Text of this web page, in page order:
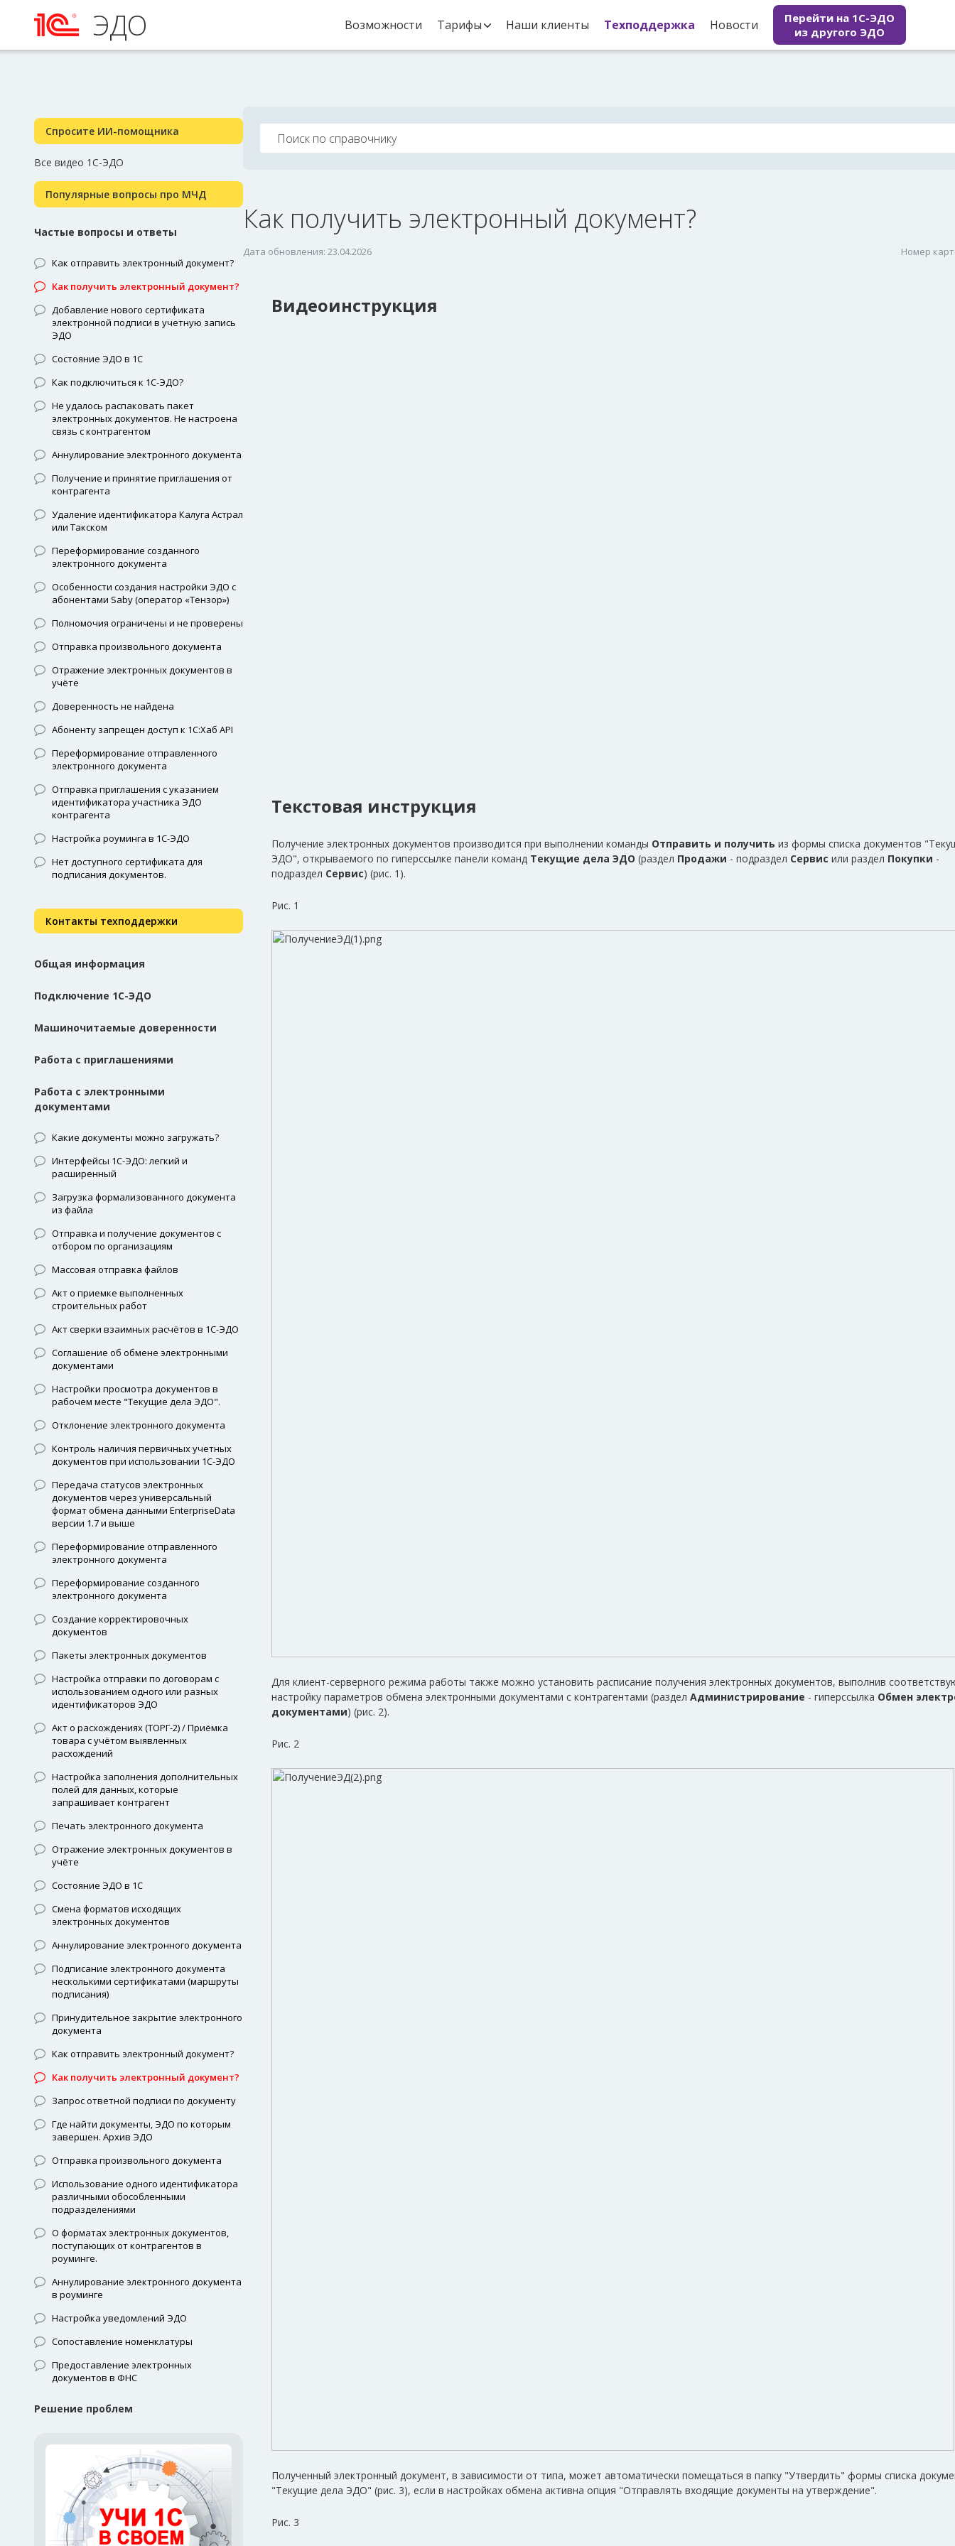
ЭДО Возможности Тарифы Наши клиенты Техподдержка Новости
Перейти на 1С-ЭДО
из другого ЭДО
Спросите ИИ-помощника
Все видео 1С-ЭДО
Популярные вопросы про МЧД
Частые вопросы и ответы
Как отправить электронный документ?
Как получить электронный документ?
Добавление нового сертификата
электронной подписи в учетную запись
ЭДО
Состояние ЭДО в 1С
Как подключиться к 1С-ЭДО?
Не удалось распаковать пакет
электронных документов. Не настроена
связь с контрагентом
Аннулирование электронного документа
Получение и принятие приглашения от
контрагента
Удаление идентификатора Калуга Астрал
или Такском
Переформирование созданного
электронного документа
Особенности создания настройки ЭДО с
абонентами Saby (оператор «Тензор»)
Полномочия ограничены и не проверены
Отправка произвольного документа
Отражение электронных документов в
учёте
Доверенность не найдена
Абоненту запрещен доступ к 1С:Хаб API
Переформирование отправленного
электронного документа
Отправка приглашения с указанием
идентификатора участника ЭДО
контрагента
Настройка роуминга в 1С-ЭДО
Нет доступного сертификата для
подписания документов.
Контакты техподдержки
Общая информация
Подключение 1С-ЭДО
Машиночитаемые доверенности
Работа с приглашениями
Работа с электронными
документами
Какие документы можно загружать?
Интерфейсы 1С-ЭДО: легкий и
расширенный
Загрузка формализованного документа
из файла
Отправка и получение документов с
отбором по организациям
Массовая отправка файлов
Акт о приемке выполненных
строительных работ
Акт сверки взаимных расчётов в 1С-ЭДО
Соглашение об обмене электронными
документами
Настройки просмотра документов в
рабочем месте "Текущие дела ЭДО".
Отклонение электронного документа
Контроль наличия первичных учетных
документов при использовании 1С-ЭДО
Передача статусов электронных
документов через универсальный
формат обмена данными EnterpriseData
версии 1.7 и выше
Переформирование отправленного
электронного документа
Переформирование созданного
электронного документа
Создание корректировочных
документов
Пакеты электронных документов
Настройка отправки по договорам с
использованием одного или разных
идентификаторов ЭДО
Акт о расхождениях (ТОРГ-2) / Приёмка
товара с учётом выявленных
расхождений
Настройка заполнения дополнительных
полей для данных, которые
запрашивает контрагент
Печать электронного документа
Отражение электронных документов в
учёте
Состояние ЭДО в 1С
Смена форматов исходящих
электронных документов
Аннулирование электронного документа
Подписание электронного документа
несколькими сертификатами (маршруты
подписания)
Принудительное закрытие электронного
документа
Как отправить электронный документ?
Как получить электронный документ?
Запрос ответной подписи по документу
Где найти документы, ЭДО по которым
завершен. Архив ЭДО
Отправка произвольного документа
Использование одного идентификатора
различными обособленными
подразделениями
О форматах электронных документов,
поступающих от контрагентов в
роуминге.
Аннулирование электронного документа
в роуминге
Настройка уведомлений ЭДО
Сопоставление номенклатуры
Предоставление электронных
документов в ФНС
Решение проблем
Как получить электронный документ?
Дата обновления: 23.04.2026 Номер
Видеоинструкция
Текстовая инструкция
Получение электронных документов производится при выполнении команды Отправить и получить из формы списка документов
ЭДО", открываемого по гиперссылке панели команд Текущие дела ЭДО (раздел Продажи - подраздел Сервис или раздел Покупки -
подраздел Сервис) (рис. 1).
Рис. 1
Для клиент-серверного режима работы также можно установить расписание получения электронных документов, выполнив
настройку параметров обмена электронными документами с контрагентами (раздел Администрирование - гиперссылка Обмен
документами) (рис. 2).
Рис. 2
Полученный электронный документ, в зависимости от типа, может автоматически помещаться в папку "Утвердить" формы списка
"Текущие дела ЭДО" (рис. 3), если в настройках обмена активна опция "Отправлять входящие документы на утверждение".
Рис. 3